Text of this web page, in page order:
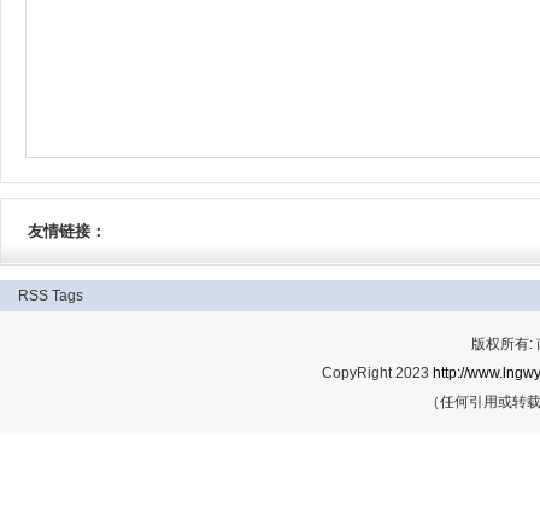
友情链接：
RSS Tags
版权所有:
CopyRight 2023 http://
（任何引用或转